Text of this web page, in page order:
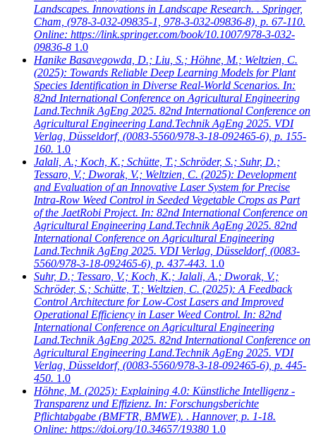
Landscapes. Innovations in Landscape Research. . Springer,
Cham, (978-3-032-09835-1, 978-3-032-09836-8), p. 67-110.
Online: https://link.springer.com/book/10.1007/978-3-032-
09836-8 1.0
Hanike Basavegowda, D.; Liu, S.; Höhne, M.; Weltzien, C.
(2025): Towards Reliable Deep Learning Models for Plant
Species Identification in Diverse Real-World Scenarios. In:
82nd International Conference on Agricultural Engineering
Land.Technik AgEng 2025. 82nd International Conference on
Agricultural Engineering Land.Technik AgEng 2025. VDI
Verlag, Düsseldorf, (0083-5560/978-3-18-092465-6), p. 155-
160. 1.0
Jalali, A.; Koch, K.; Schütte, T.; Schröder, S.; Suhr, D.;
Tessaro, V.; Dworak, V.; Weltzien, C. (2025): Development
and Evaluation of an Innovative Laser System for Precise
Intra-Row Weed Control in Seeded Vegetable Crops as Part
of the JaetRobi Project. In: 82nd International Conference on
Agricultural Engineering Land.Technik AgEng 2025. 82nd
International Conference on Agricultural Engineering
Land.Technik AgEng 2025. VDI Verlag, Düsseldorf, (0083-
5560/978-3-18-092465-6), p. 437-443. 1.0
Suhr, D.; Tessaro, V.; Koch, K.; Jalali, A.; Dworak, V.;
Schröder, S.; Schütte, T.; Weltzien, C. (2025): A Feedback
Control Architecture for Low-Cost Lasers and Improved
Operational Efficiency in Laser Weed Control. In: 82nd
International Conference on Agricultural Engineering
Land.Technik AgEng 2025. 82nd International Conference on
Agricultural Engineering Land.Technik AgEng 2025. VDI
Verlag, Düsseldorf, (0083-5560/978-3-18-092465-6), p. 445-
450. 1.0
Höhne, M. (2025): Explaining 4.0: Künstliche Intelligenz -
Transparenz und Effizienz. In: Forschungsberichte
Pflichtabgabe (BMFTR, BMWE). . Hannover, p. 1-18.
Online: https://doi.org/10.34657/19380 1.0